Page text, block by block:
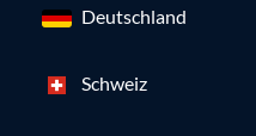
Deutschland
Schweiz